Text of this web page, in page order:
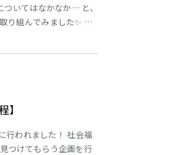
いてはなかなか… と、
り組んでみました✨ 優
】
行われました！ 社会福
つけてもらう企画を行